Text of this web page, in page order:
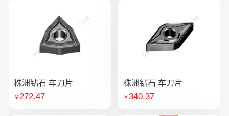
株洲钻石 车刀片
￥272.47
株洲钻石 车刀片
￥340.37